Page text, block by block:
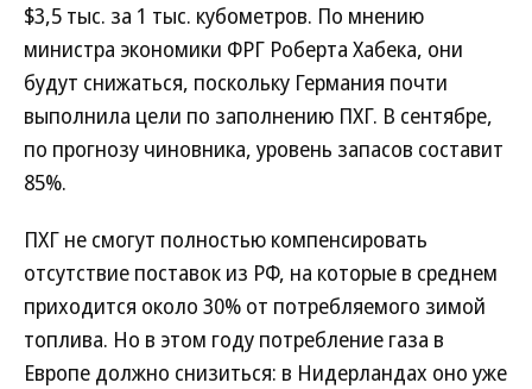
$3,5 тыс. за 1 тыс. кубометров. По мнению
министра экономики ФРГ Роберта Хабека, они
будут снижаться, поскольку Германия почти
выполнила цели по заполнению ПХГ. В сентябре,
по прогнозу чиновника, уровень запасов составит
85%.
ПХГ не смогут полностью компенсировать
отсутствие поставок из РФ, на которые в среднем
приходится около 30% от потребляемого зимой
топлива. Но в этом году потребление газа в
Европе должно снизиться: в Нидерландах оно уже